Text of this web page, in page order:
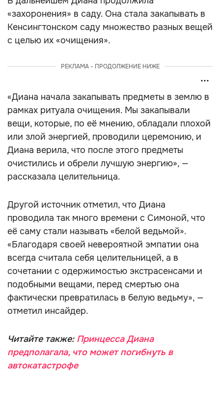
«захоронения» в саду. Она стала закапывать в
Кенсингтонском саду множество разных вещей
с целью их «очищения».
РЕКЛАМА - ПРОДОЛЖЕНИЕ НИЖЕ
«Диана начала закапывать предметы в землю в
рамках ритуала очищения. Мы закапывали
вещи, которые, по её мнению, обладали плохой
или злой энергией, проводили церемонию, и
Диана верила, что после этого предметы
очистились и обрели лучшую энергию», —
рассказала целительница.
Другой источник отметил, что Диана
проводила так много времени с Симоной, что
её саму стали называть «белой ведьмой».
«Благодаря своей невероятной эмпатии она
всегда считала себя целительницей, а в
сочетании с одержимостью экстрасенсами и
подобными вещами, перед смертью она
фактически превратилась в белую ведьму», —
отметил инсайдер.
Читайте также: Принцесса Диана
предполагала, что может погибнуть в
автокатастрофе